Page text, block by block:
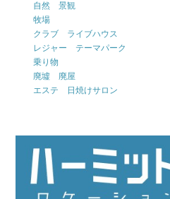
自然 景観
牧場
クラブ ライブハウス
レジャー テーマパーク
乗り物
廃墟 廃屋
エステ 日焼けサロン